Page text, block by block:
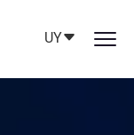
UY